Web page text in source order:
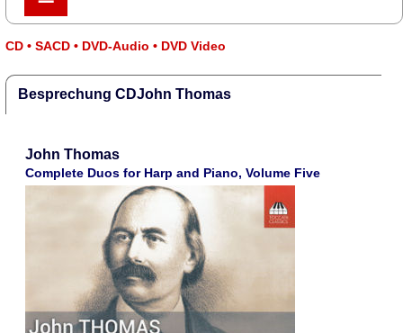
CD • SACD • DVD-Audio • DVD Video
Besprechung CDJohn Thomas
John Thomas
Complete Duos for Harp and Piano, Volume Five